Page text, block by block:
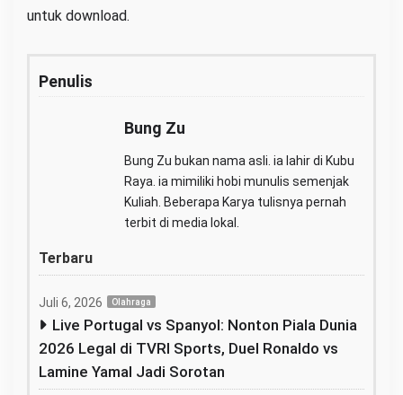
untuk download.
Penulis
Bung Zu
Bung Zu bukan nama asli. ia lahir di Kubu
Raya. ia mimiliki hobi munulis semenjak
Kuliah. Beberapa Karya tulisnya pernah
terbit di media lokal.
Terbaru
Juli 6, 2026 Olahraga
Live Portugal vs Spanyol: Nonton Piala Dunia
2026 Legal di TVRI Sports, Duel Ronaldo vs
Lamine Yamal Jadi Sorotan